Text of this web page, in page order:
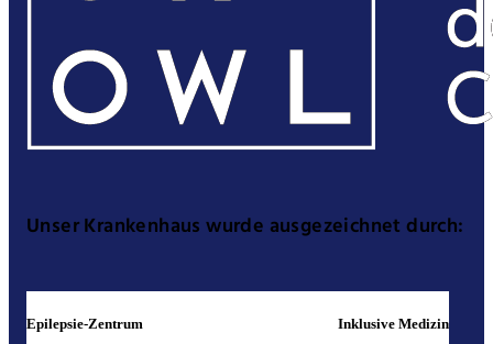
Unser Krankenhaus wurde ausgezeichnet durch:
Epilepsie-Zentrum Inklusive Medizin